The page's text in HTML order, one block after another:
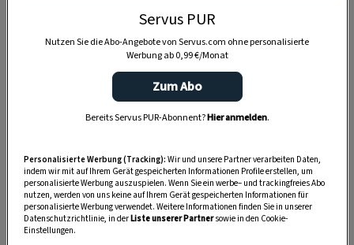
Servus PUR
Nutzen Sie die Abo-Angebote von Servus.com ohne personalisierte
Werbung ab 0,99 €/Monat
Zum Abo
Bereits Servus PUR-Abonnent?Hier anmelden.
Personalisierte Werbung (Tracking): Wir und unsere Partner verarbeiten Daten,
indem wir mit auf Ihrem Gerät gespeicherten Informationen Profile erstellen, um
personalisierte Werbung auszuspielen. Wenn Sie ein werbe– und trackingfreies Abo
nutzen, werden von uns keine auf Ihrem Gerät gespeicherten Informationen für
personalisierte Werbung verwendet. Weitere Informationen finden Sie in unserer
Datenschutzrichtlinie, in derListe unserer Partnersowie in den Cookie-
Einstellungen.